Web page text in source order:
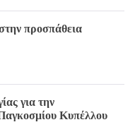
προσπάθεια
για την
Κυπέλλου